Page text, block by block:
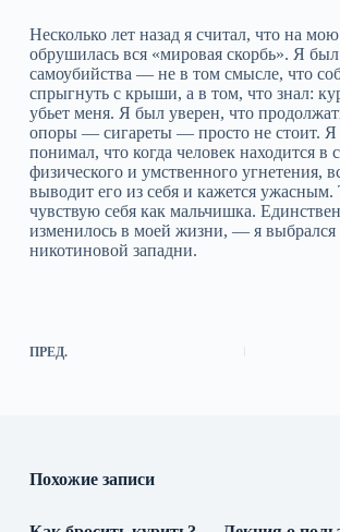
Несколько лет назад я считал, что на
обрушилась вся «мировая скорбь». Я
самоубийства — не в том смысле, что
спрыгнуть с крыши, а в том, что знал:
убьет меня. Я был уверен, что
опоры — сигареты — просто не стоит. Я
понимал, что когда человек находится в
физического и умственного угнетения,
выводит его из себя и кажется ужасным.
чувствую себя как мальчишка.
изменилось в моей жизни, — я выбрался
никотиновой западни.
ПРЕД.
Похожие записи